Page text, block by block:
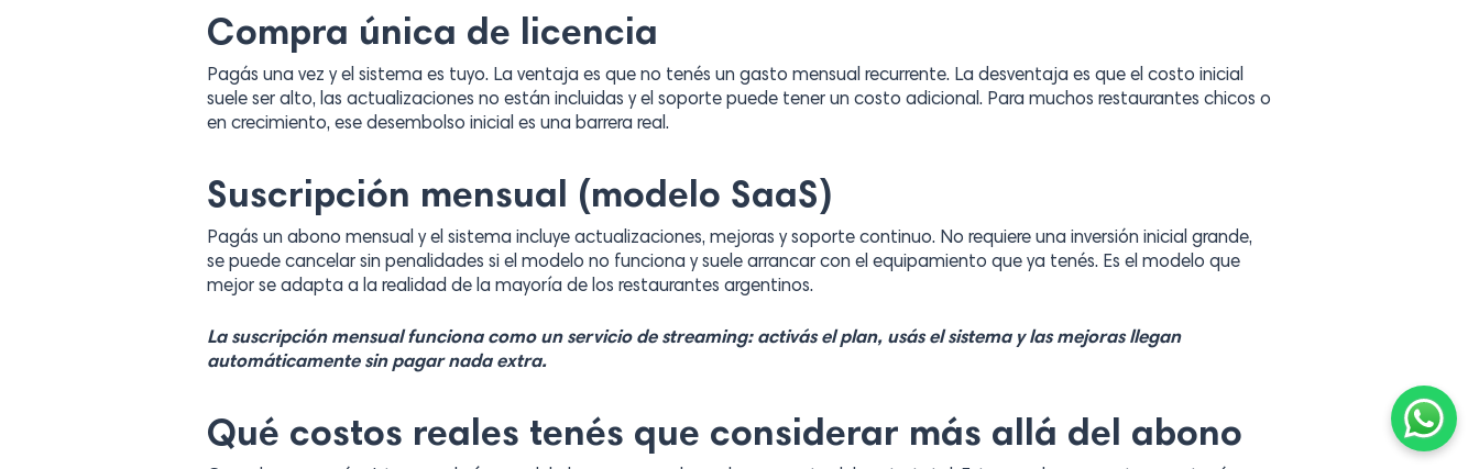
Compra única de licencia
Pagás una vez y el sistema es tuyo. La ventaja es que no tenés un gasto mensual recurrente. La desventaja es que el costo inicial
suele ser alto, las actualizaciones no están incluidas y el soporte puede tener un costo adicional. Para muchos restaurantes chicos o
en crecimiento, ese desembolso inicial es una barrera real.
Suscripción mensual (modelo SaaS)
Pagás un abono mensual y el sistema incluye actualizaciones, mejoras y soporte continuo. No requiere una inversión inicial grande,
se puede cancelar sin penalidades si el modelo no funciona y suele arrancar con el equipamiento que ya tenés. Es el modelo que
mejor se adapta a la realidad de la mayoría de los restaurantes argentinos.
La suscripción mensual funciona como un servicio de streaming: activás el plan, usás el sistema y las mejoras llegan
automáticamente sin pagar nada extra.
Qué costos reales tenés que considerar más allá del abono